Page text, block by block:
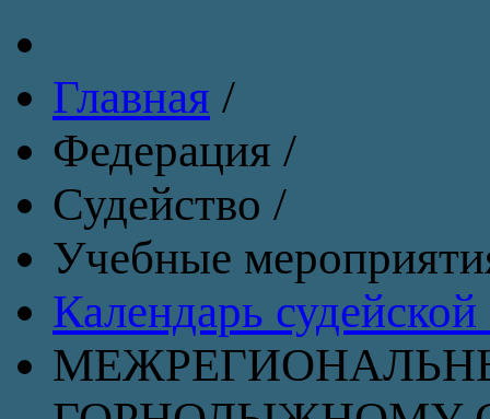
Главная /
Федерация /
Судейство /
Учебные
Календарь